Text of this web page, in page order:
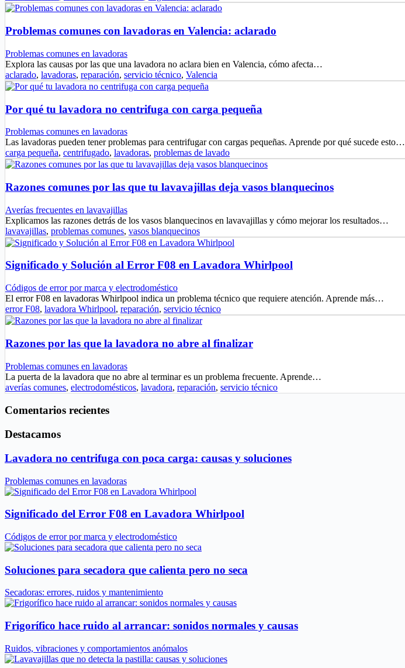
Problemas comunes con lavadoras en Valencia: aclarado
Problemas comunes en lavadoras
Explora las causas por las que una lavadora no aclara bien en Valencia, cómo afecta…
aclarado, lavadoras, reparación, servicio técnico, Valencia
Por qué tu lavadora no centrifuga con carga pequeña
Problemas comunes en lavadoras
Las lavadoras pueden tener problemas para centrifugar con cargas pequeñas. Aprende por qué sucede esto…
carga pequeña, centrifugado, lavadoras, problemas de lavado
Razones comunes por las que tu lavavajillas deja vasos blanquecinos
Averías frecuentes en lavavajillas
Explicamos las razones detrás de los vasos blanquecinos en lavavajillas y cómo mejorar los resultados…
lavavajillas, problemas comunes, vasos blanquecinos
Significado y Solución al Error F08 en Lavadora Whirlpool
Códigos de error por marca y electrodoméstico
El error F08 en lavadoras Whirlpool indica un problema técnico que requiere atención. Aprende más…
error F08, lavadora Whirlpool, reparación, servicio técnico
Razones por las que la lavadora no abre al finalizar
Problemas comunes en lavadoras
La puerta de la lavadora que no abre al terminar es un problema frecuente. Aprende…
averías comunes, electrodomésticos, lavadora, reparación, servicio técnico
Comentarios recientes
Destacamos
Lavadora no centrifuga con poca carga: causas y soluciones
Problemas comunes en lavadoras
Significado del Error F08 en Lavadora Whirlpool
Códigos de error por marca y electrodoméstico
Soluciones para secadora que calienta pero no seca
Secadoras: errores, ruidos y mantenimiento
Frigorífico hace ruido al arrancar: sonidos normales y causas
Ruidos, vibraciones y comportamientos anómalos